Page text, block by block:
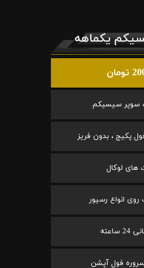
یکماهه
سوپر سیسیکم
پکیج ، بدون فریز
های لوکال
انواع رسیور
ساعته